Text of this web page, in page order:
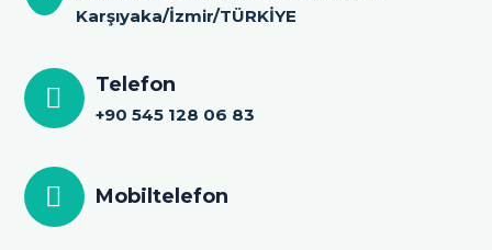
Karşıyaka/İzmir/TÜRKİYE
Telefon
+90 545 128 06 83
Mobiltelefon